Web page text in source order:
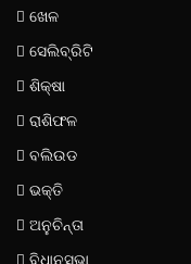
ଖେଳ
ସେଲିବ୍ରିଟି
ଶିକ୍ଷା
ରାଶିଫଳ
ବଲିଉଡ
ଭକ୍ତି
ଅନୁଚିନ୍ତା
ବିଧାନସଭା